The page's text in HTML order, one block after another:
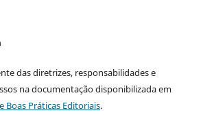
das diretrizes, responsabilidades e
na documentação disponibilizada em
Boas Práticas Editoriais.